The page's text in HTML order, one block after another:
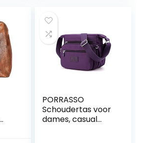
PORRASSO
Schoudertas voor
dames, casual